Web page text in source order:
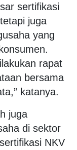
sertifikasi
juga
yang
rapat
bersama
katanya.
juga
di sektor
NKV